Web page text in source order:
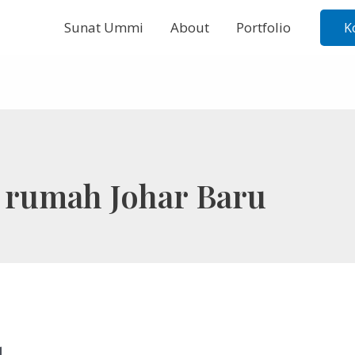
Sunat Ummi About Portfolio
Johar Baru